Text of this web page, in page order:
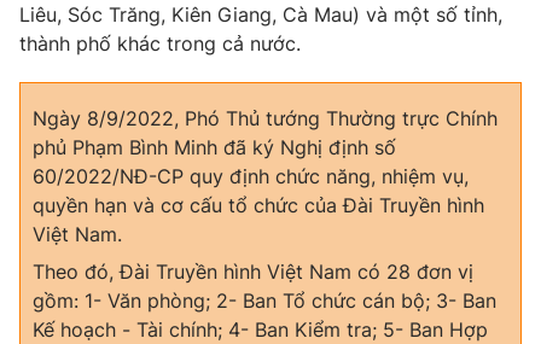
® Cấm sao chép dưới mọi hình thức nếu không có sự chấp
thuận bằng văn bản. Ghi rõ nguồn VTV.vn khi phát hành lại
thông tin từ website này.
Liêu, Sóc Trăng, Kiên Giang, Cà Mau) và một số tỉnh,
thành phố khác trong cả nước.
Ngày 8/9/2022, Phó Thủ tướng Thường trực Chính
phủ Phạm Bình Minh đã ký Nghị định số
60/2022/NĐ-CP quy định chức năng, nhiệm vụ,
quyền hạn và cơ cấu tổ chức của Đài Truyền hình
Việt Nam.
Theo đó, Đài Truyền hình Việt Nam có 28 đơn vị
gồm: 1- Văn phòng; 2- Ban Tổ chức cán bộ; 3- Ban
Kế hoạch - Tài chính; 4- Ban Kiểm tra; 5- Ban Hợp